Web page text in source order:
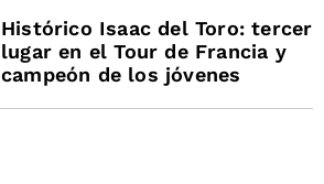
Histórico Isaac del Toro: tercer
lugar en el Tour de Francia y
campeón de los jóvenes